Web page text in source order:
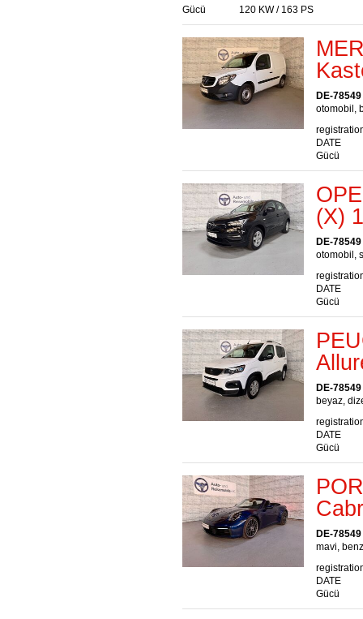
Gücü
120 KW / 163 PS
DE-
otomobil,
DATE
Gücü
(X)
DE-
otomobil,
DATE
Gücü
DE-
beyaz,
DATE
Gücü
DE-
mavi,
DATE
Gücü